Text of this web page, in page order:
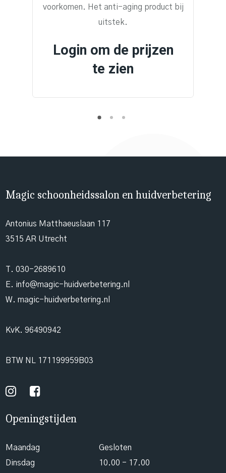
voorkomen. Het anti-aging product bij
uitstek.
Login om de prijzen
te zien
Magic schoonheidssalon en huidverbetering
Antonius Matthaeuslaan 117
3515 AR Utrecht
T. 030-2689610
E. info@magic-huidverbetering.nl
W. magic-huidverbetering.nl
KvK. 96490942
BTW NL 171199959B03
Openingstijden
Maandag
Gesloten
Dinsdag
10.00 - 17.00